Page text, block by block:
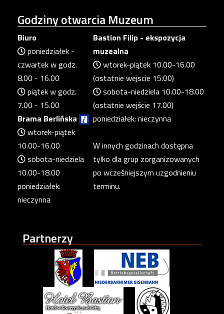
Godzinyotwarcia Muzeum
Biuro
poniedziałek -
czwartek w godz.
8.00 - 16.00
piątek w godz.
7.00 - 15.00
Brama Berlińska
wtorek-piątek
10.00-16.00
sobota-niedziela
10.00-18.00
poniedziałek:
nieczynna
Bastion Filip - ekspozycja
muzealna
wtorek-piątek 10.00-16.00
(ostatnie wejscie 15:00)
sobota-niedziela 10.00-18.00
(ostatnie wejście 17.00)
poniedziałek: nieczynna
W innych godzinach dostępna
tylko dla grup zorganizowanych
po wcześniejszym uzgodnieniu
terminu.
Partnerzy